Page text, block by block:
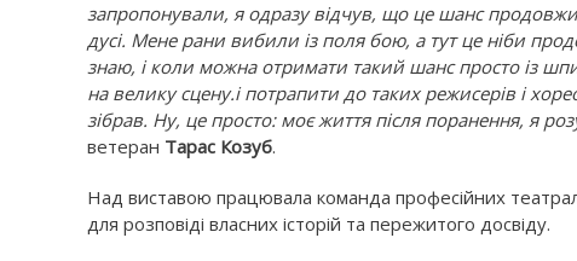
запропонували, я одразу відчув, що це шанс
дусі. Мене рани вибили із поля бою, а тут це ніби
знаю, і коли можна отримати такий шанс просто із
на велику сцену.і потрапити до таких режисерів і
зібрав. Ну, це просто: моє життя після поранення, я
ветеран Тарас Козуб.
Над виставою працювала команда професійних
для розповіді власних історій та пережитого досвіду.